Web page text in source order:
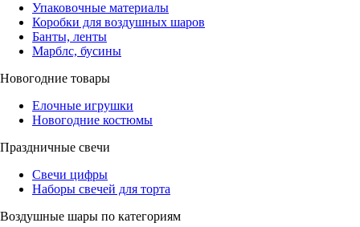
Упаковочные материалы
Коробки для воздушных шаров
Банты, ленты
Марблс, бусины
Новогодние товары
Елочные игрушки
Новогодние костюмы
Праздничные свечи
Свечи цифры
Наборы свечей для торта
Воздушные шары по категориям